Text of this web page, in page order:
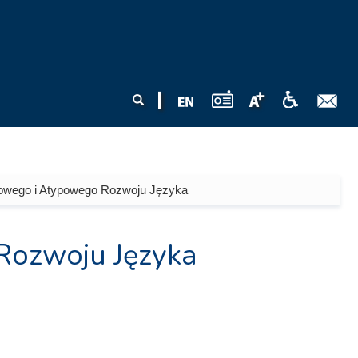
Szukaj
i Atypowego Rozwoju Języka
Języka